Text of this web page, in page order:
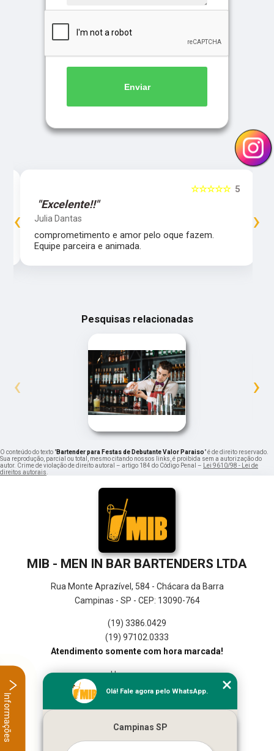
Enviar
5
☆☆☆☆☆
"Excelente!!"
Julia Dantas
comprometimento e amor pelo oque fazem.
Equipe parceira e animada.
‹ ›
Pesquisas relacionadas
‹ ›
O conteúdo do texto "Bartender para Festas de Debutante Valor Paraiso" é de direito reservado.
Sua reprodução, parcial ou total, mesmo citando nossos links, é proibida sem a autorização do
autor. Crime de violação de direito autoral – artigo 184 do Código Penal – Lei 9610/98 - Lei de
direitos autorais.
MIB - MEN IN BAR BARTENDERS LTDA
Rua Monte Aprazível, 584 - Chácara da Barra
Campinas - SP - CEP: 13090-764
(19) 3386.0429
(19) 97102.0333
Atendimento somente com hora marcada!
Home
Empresa
Contato
Olá! Fale agora pelo WhatsApp.
Campinas SP
Informações